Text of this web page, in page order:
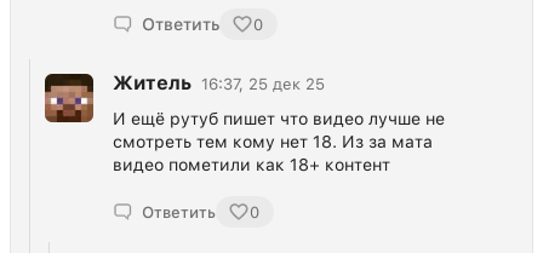
Ответить 0
Житель 16:37, 25 дек 25
И ещё рутуб пишет что видео лучше не
смотреть тем кому нет 18. Из за мата
видео пометили как 18+ контент
Ответить 0